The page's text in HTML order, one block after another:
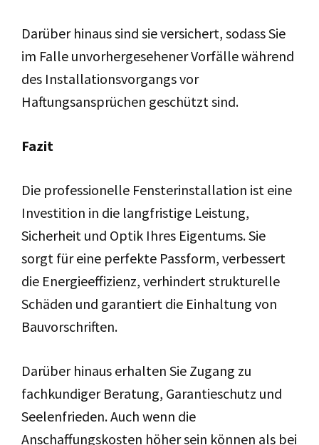
Darüber hinaus sind sie versichert, sodass Sie
im Falle unvorhergesehener Vorfälle während
des Installationsvorgangs vor
Haftungsansprüchen geschützt sind.
Fazit
Die professionelle Fensterinstallation ist eine
Investition in die langfristige Leistung,
Sicherheit und Optik Ihres Eigentums. Sie
sorgt für eine perfekte Passform, verbessert
die Energieeffizienz, verhindert strukturelle
Schäden und garantiert die Einhaltung von
Bauvorschriften.
Darüber hinaus erhalten Sie Zugang zu
fachkundiger Beratung, Garantieschutz und
Seelenfrieden. Auch wenn die
Anschaffungskosten höher sein können als bei